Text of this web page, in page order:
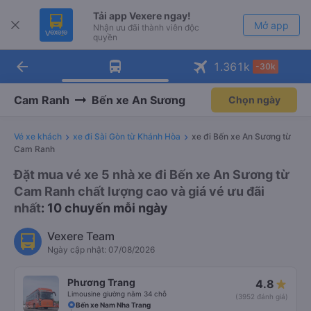
Tải app Vexere ngay!
Nhận ưu đãi thành viên độc
quyền
Mở app
Tải app Vexere
-30k/ghế khi đặt vé máy bay qua
Mở app
arrow_back 1.361 k -30k
Cam Ranh Bến xe An Sương Chọn ngày
Vé xe khách xe đi Sài Gòn từ Khánh Hòa
xe đi Bến xe An Sương từ
Cam Ranh
Đặt mua vé xe 5 nhà xe đi Bến xe An Sương từ
Cam Ranh chất lượng cao và giá vé ưu đãi
nhất: 10 chuyến mỗi ngày
Vexere Team
Ngày cập nhật: 07/08/2026
Phương Trang
Limousine giường nằm 34 chỗ
4.8
(3952 đánh giá)
Bến xe Nam Nha Trang